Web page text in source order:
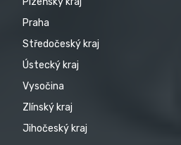
Praha
Středočeský kraj
Ústecký kraj
Vysočina
Zlínský kraj
Jihočeský kraj